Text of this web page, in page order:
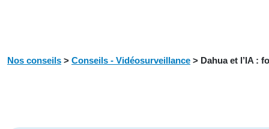
Nos conseils > Conseils - Vidéosurveillance > Dahua et l’IA :